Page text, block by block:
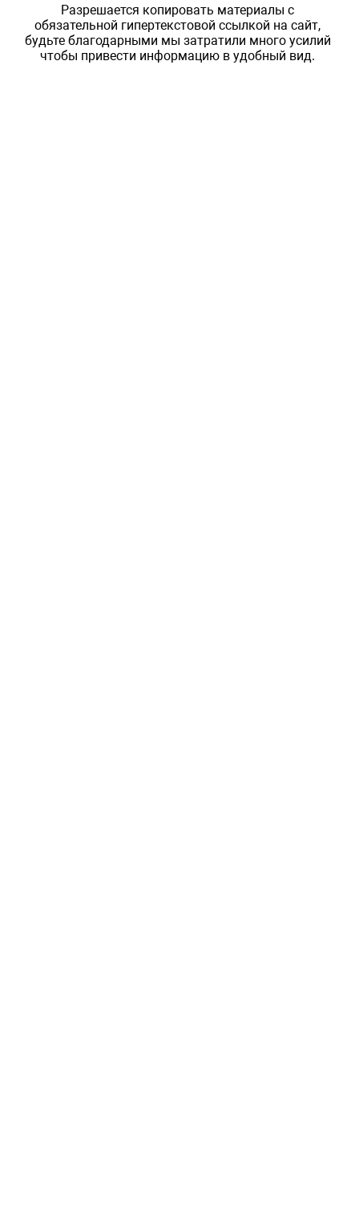
Разрешается копировать материалы с
обязательной гипертекстовой ссылкой на сайт,
будьте благодарными мы затратили много усилий
чтобы привести информацию в удобный вид.